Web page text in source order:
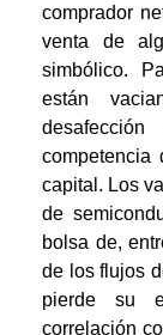
comprador
venta de
simbólico.
están
competencia
capital. Los
de
bolsa de,
de los flujos
pierde su
correlación